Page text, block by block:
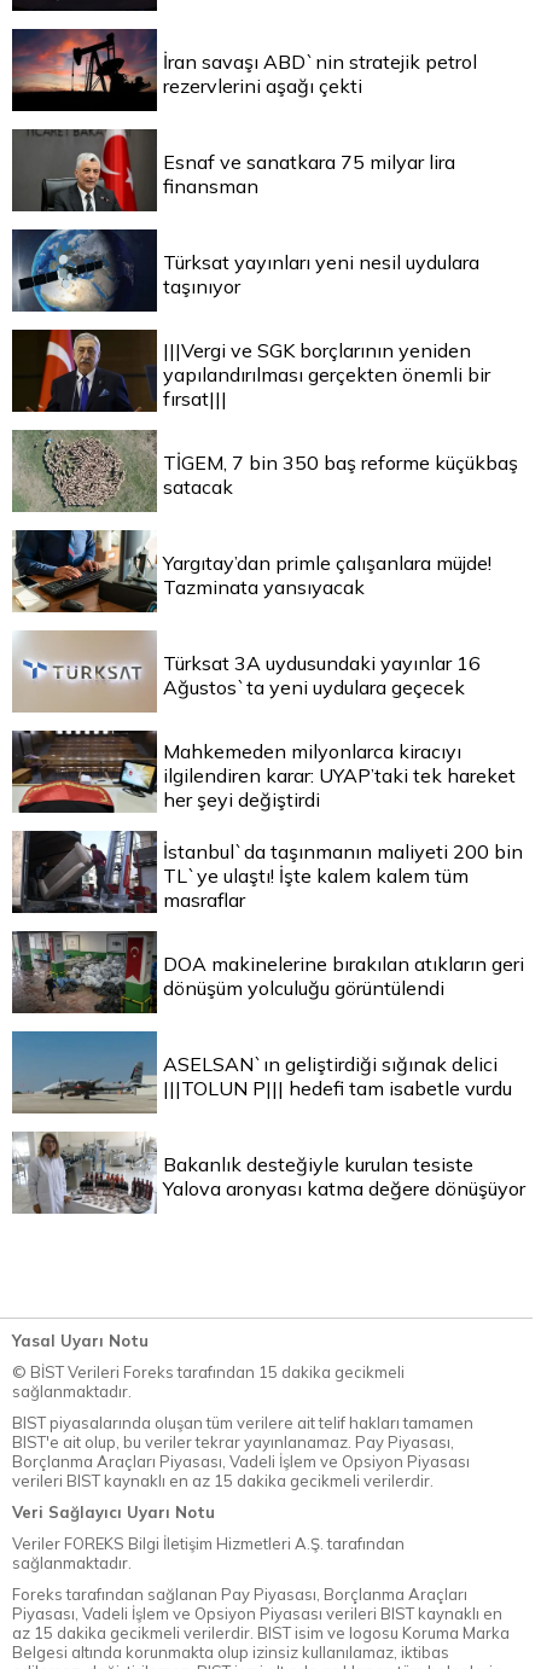
İran savaşı ABD`nin stratejik petrol
rezervlerini aşağı çekti
Esnaf ve sanatkara 75 milyar lira
finansman
Türksat yayınları yeni nesil uydulara
taşınıyor
|||Vergi ve SGK borçlarının yeniden
yapılandırılması gerçekten önemli bir
fırsat|||
TİGEM, 7 bin 350 baş reforme küçükbaş
satacak
Yargıtay’dan primle çalışanlara müjde!
Tazminata yansıyacak
Türksat 3A uydusundaki yayınlar 16
Ağustos`ta yeni uydulara geçecek
Mahkemeden milyonlarca kiracıyı
ilgilendiren karar: UYAP’taki tek hareket
her şeyi değiştirdi
İstanbul`da taşınmanın maliyeti 200 bin
TL`ye ulaştı! İşte kalem kalem tüm
masraflar
DOA makinelerine bırakılan atıkların geri
dönüşüm yolculuğu görüntülendi
ASELSAN`ın geliştirdiği sığınak delici
|||TOLUN P||| hedefi tam isabetle vurdu
Bakanlık desteğiyle kurulan tesiste
Yalova aronyası katma değere dönüşüyor
Yasal Uyarı Notu
© BİST Verileri Foreks tarafından 15 dakika gecikmeli
sağlanmaktadır.
BIST piyasalarında oluşan tüm verilere ait telif hakları tamamen
BIST'e ait olup, bu veriler tekrar yayınlanamaz. Pay Piyasası,
Borçlanma Araçları Piyasası, Vadeli İşlem ve Opsiyon Piyasası
verileri BIST kaynaklı en az 15 dakika gecikmeli verilerdir.
Veri Sağlayıcı Uyarı Notu
Veriler FOREKS Bilgi İletişim Hizmetleri A.Ş. tarafından
sağlanmaktadır.
Foreks tarafından sağlanan Pay Piyasası, Borçlanma Araçları
Piyasası, Vadeli İşlem ve Opsiyon Piyasası verileri BIST kaynaklı en
az 15 dakika gecikmeli verilerdir. BIST isim ve logosu Koruma Marka
Belgesi altında korunmakta olup izinsiz kullanılamaz, iktibas